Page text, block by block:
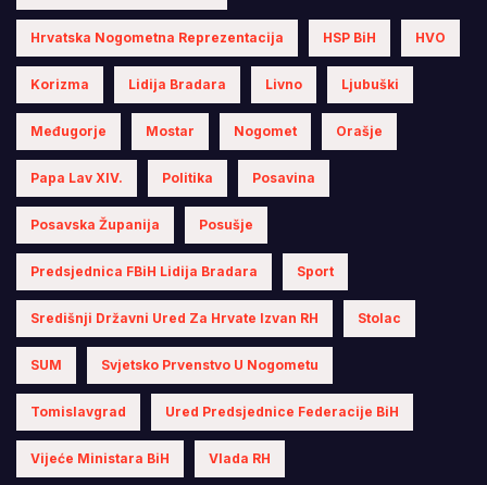
Hrvatska Nogometna Reprezentacija HSP BiH HVO
Korizma Lidija Bradara Livno Ljubuški
Međugorje Mostar Nogomet Orašje
Papa Lav XIV. Politika Posavina
Posavska Županija Posušje
Predsjednica FBiH Lidija Bradara Sport
Središnji Državni Ured Za Hrvate Izvan RH Stolac
SUM Svjetsko Prvenstvo U Nogometu
Tomislavgrad Ured Predsjednice Federacije BiH
Vijeće Ministara BiH Vlada RH